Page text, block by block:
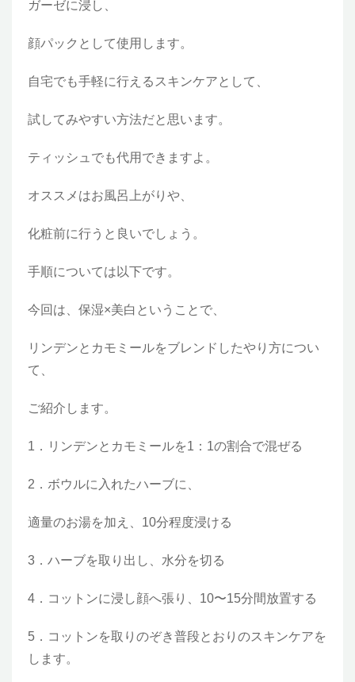
ガーゼに浸し、
顔パックとして使用します。
自宅でも手軽に行えるスキンケアとして、
試してみやすい方法だと思います。
ティッシュでも代用できますよ。
オススメはお風呂上がりや、
化粧前に行うと良いでしょう。
手順については以下です。
今回は、保湿×美白ということで、
リンデンとカモミールをブレンドしたやり方につい
て、
ご紹介します。
1．リンデンとカモミールを1：1の割合で混ぜる
2．ボウルに入れたハーブに、
適量のお湯を加え、10分程度浸ける
3．ハーブを取り出し、水分を切る
4．コットンに浸し顔へ張り、10〜15分間放置する
5．コットンを取りのぞき普段とおりのスキンケアを
します。